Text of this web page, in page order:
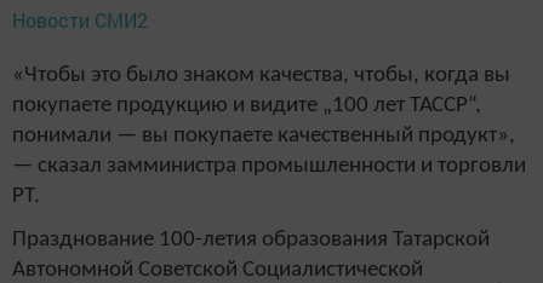
Новости СМИ2
«Чтобы это было знаком качества, чтобы, когда вы
покупаете продукцию и видите „100 лет ТАССР“,
понимали — вы покупаете качественный продукт»,
— сказал замминистра промышленности и торговли
РТ.
Празднование 100-летия образования Татарской
Автономной Советской Социалистической